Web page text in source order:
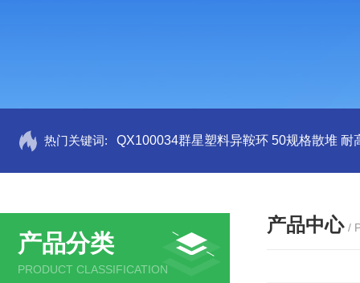
热门关键词: QX100034群星塑料异鞍环 50规格散堆 耐
产品分类
PRODUCT CLASSIFICATION
产品中心 /